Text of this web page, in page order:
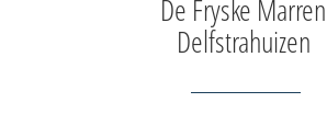
De Fryske Marren
Delfstrahuizen